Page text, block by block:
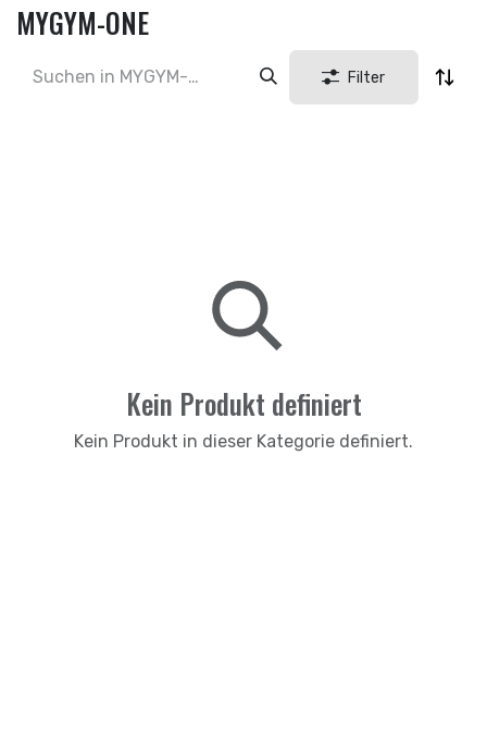
MYGYM-ONE
Filter
Kein Produkt definiert
Kein Produkt in dieser Kategorie definiert.